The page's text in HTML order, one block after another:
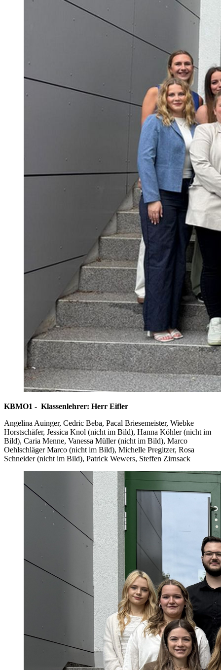
KBMO1 - Klassenlehrer: Herr Eifler
Angelina Auinger, Cedric Beba, Pacal Briesemeister, Wiebke
Horstschäfer, Jessica Knol (nicht im Bild), Hanna Köhler (nicht im
Bild), Caria Menne, Vanessa Müller (nicht im Bild), Marco
Oehlschläger Marco (nicht im Bild), Michelle Pregitzer, Rosa
Schneider (nicht im Bild), Patrick Wewers, Steffen Zirnsack